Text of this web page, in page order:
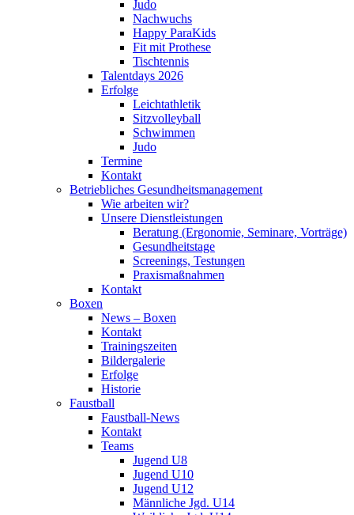
Judo
Nachwuchs
Happy ParaKids
Fit mit Prothese
Tischtennis
Talentdays 2026
Erfolge
Leichtathletik
Sitzvolleyball
Schwimmen
Judo
Termine
Kontakt
Betriebliches Gesundheits­management
Wie arbeiten wir?
Unsere Dienstleistungen
Beratung (Ergonomie, Seminare, Vorträge)
Gesundheitstage
Screenings, Testungen
Praxismaßnahmen
Kontakt
Boxen
News – Boxen
Kontakt
Trainingszeiten
Bildergalerie
Erfolge
Historie
Faustball
Faustball-News
Kontakt
Teams
Jugend U8
Jugend U10
Jugend U12
Männliche Jgd. U14